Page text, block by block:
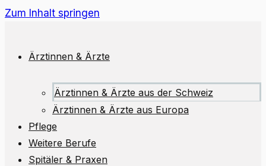
Zum Inhalt springen
Ärztinnen & Ärzte
Ärztinnen & Ärzte aus der Schweiz
Ärztinnen & Ärzte aus Europa
Pflege
Weitere Berufe
Spitäler & Praxen